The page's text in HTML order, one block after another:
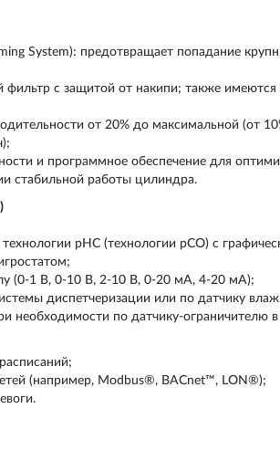
System): предотвращает попадание
с защитой от накипи; также имеются
от 20% до максимальной (от
и программное обеспечение для
стабильной работы цилиндра.
pHC (технологии pCO) с
(0-1 В, 0-10 В, 2-10 В, 0-20 мА, 4-20 мА);
диспетчеризации или по датчику
необходимости по датчику-ограничителю в
(например, Modbus®, BACnet™, LON®);